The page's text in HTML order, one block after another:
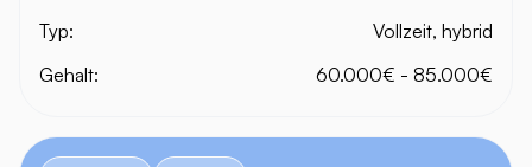
Typ:
Vollzeit, hybrid
Gehalt:
60.000€ - 85.000€